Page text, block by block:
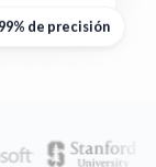
de precisión